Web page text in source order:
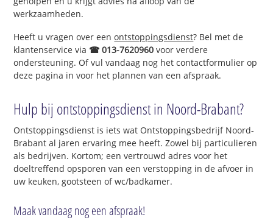
werkzaamheden.
Heeft u vragen over eenontstoppingsdienst? Bel met de
klantenservice via ☎ 013-7620960 voor verdere
ondersteuning. Of vul vandaag nog het contactformulier op
deze pagina in voor het plannen van een afspraak.
Hulp bij ontstoppingsdienst in Noord-Brabant?
Ontstoppingsdienst is iets wat Ontstoppingsbedrijf Noord-
Brabant al jaren ervaring mee heeft. Zowel bij particulieren
als bedrijven. Kortom; een vertrouwd adres voor het
doeltreffend opsporen van een verstopping in de afvoer in
uw keuken, gootsteen of wc/badkamer.
Maak vandaag nog een afspraak!